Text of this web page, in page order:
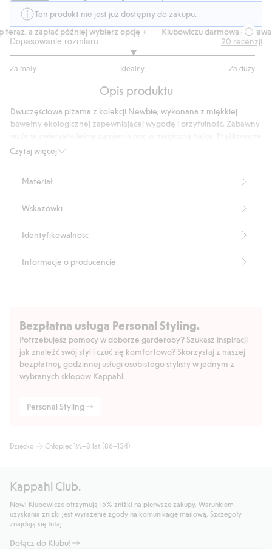
Ten produkt nie jest już dostępny do zakupu.
a zapłać później wybierz opcję +
Klubowiczu darmowa dostawa
Dopasowanie rozmiaru
Za mały Idealny Za duży
na
15
głosów
20 recenzji
Opis produktu
Czytaj więcej
Dwuczęściowa piżama z kolekcji Newbie, wykonana z miękkiej
bawełny ekologicznej zapewniającej wygodę i przytulność. Zabawny
krawędzie przy szyi, rękawach i nogawkach zapewniają wygodę
Produkt zawiera 100% bawełny ekologicznej.
Organic cotton- GOTS
Materiał
Wskazówki
Identyfikowalność
Informacje o producencie
Bezpłatna usługa Personal Styling.
Potrzebujesz pomocy w doborze garderoby? Szukasz inspiracji
jak znaleźć swój styl i czuć się komfortowo? Skorzystaj z naszej
bezpłatnej, godzinnej usługi osobistego stylisty w jednym z
wybranych sklepów Kappahl.
Personal Styling
Dziecko Chłopiec 1½–8 lat (86–134)
Kappahl Club.
Nowi Klubowicze otrzymują 15% zniżki na pierwsze zakupy. Warunkiem
uzyskania zniżki jest wyrażenie zgody na komunikację mailową. Szczegóły
znajdują się tutaj.
Dołącz do Klubu!